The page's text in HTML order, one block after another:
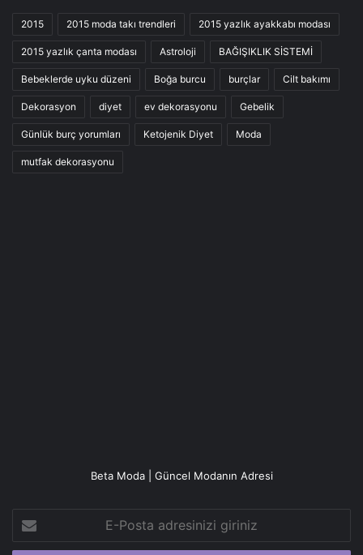
2015 2015 moda takı trendleri 2015 yazlık ayakkabı modası
2015 yazlık çanta modası Astroloji BAĞIŞIKLIK SİSTEMİ
Bebeklerde uyku düzeni Boğa burcu burçlar Cilt bakımı
Dekorasyon diyet ev dekorasyonu Gebelik
Günlük burç yorumları Ketojenik Diyet Moda
mutfak dekorasyonu
Beta Moda | Güncel Modanın Adresi
Posta
adresinizi